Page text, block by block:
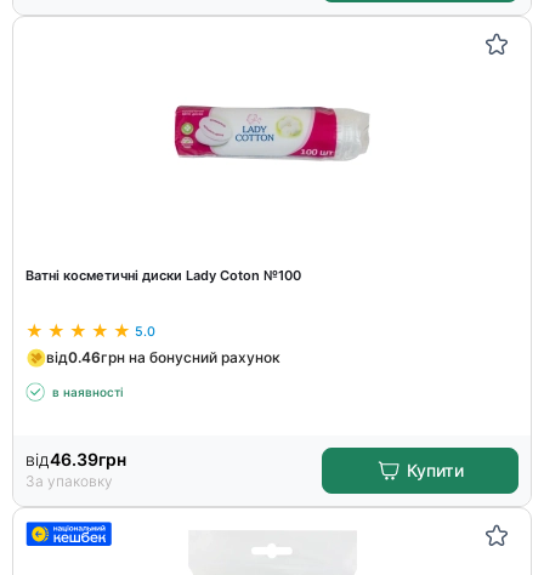
Ватні косметичні диски Lady Coton №100
5.0
від0.46грн на бонусний рахунок
в наявності
від46.39грн
За упаковку
Купити